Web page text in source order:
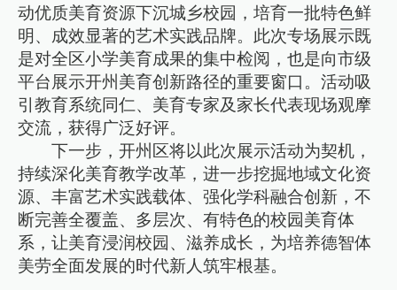
动优质美育资源下沉城乡校园，培育一批特色鲜
明、成效显著的艺术实践品牌。此次专场展示既
是对全区小学美育成果的集中检阅，也是向市级
平台展示开州美育创新路径的重要窗口。活动吸
引教育系统同仁、美育专家及家长代表现场观摩
交流，获得广泛好评。
下一步，开州区将以此次展示活动为契机，
持续深化美育教学改革，进一步挖掘地域文化资
源、丰富艺术实践载体、强化学科融合创新，不
断完善全覆盖、多层次、有特色的校园美育体
系，让美育浸润校园、滋养成长，为培养德智体
美劳全面发展的时代新人筑牢根基。